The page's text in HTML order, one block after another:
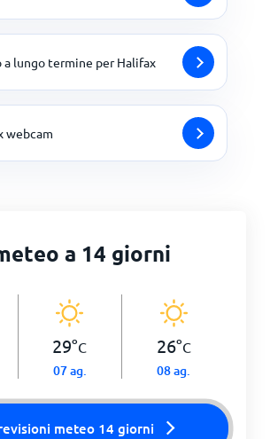
a lungo termine per Halifax
webcam
a 14 giorni
29°C
07 ag.
26°C
08 ag.
meteo 14 giorni